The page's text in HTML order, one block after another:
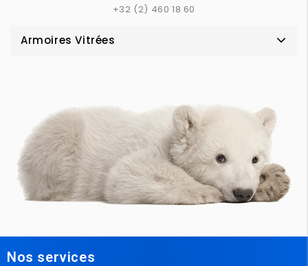
+32 (2) 460 18 60
Armoires Vitrées
Nos services